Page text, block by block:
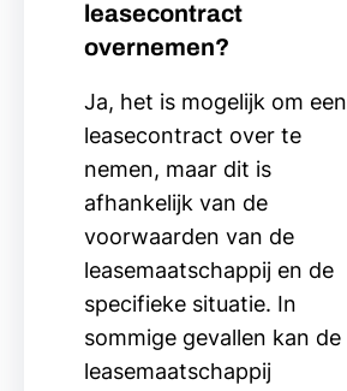
leasecontract
overnemen?
Ja, het is mogelijk om een
leasecontract over te
nemen, maar dit is
afhankelijk van de
voorwaarden van de
leasemaatschappij en de
specifieke situatie. In
sommige gevallen kan de
leasemaatschappij